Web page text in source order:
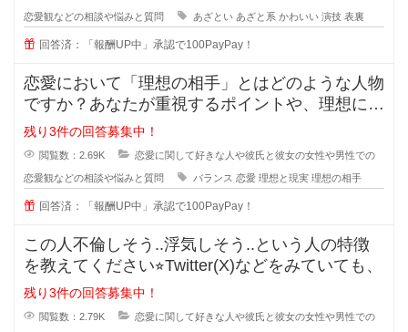
恋愛観などの相談や悩みと質問 あざとい あざと系 かわいい 演技 表裏
回答済：「報酬UP中」承認で100PayPay！
恋愛において「理想の相手」とはどのような人物
ですか？あなたが重視するポイントや、理想に近
づくためのアドバイスがあれば教え
残り3件の回答募集中！
閲覧数：2.69K 恋愛に関して好きな人や彼氏と彼女の女性や男性での
恋愛観などの相談や悩みと質問 バランス 恋愛 理想と現実 理想の相手
回答済：「報酬UP中」承認で100PayPay！
この人不倫しそう..浮気しそう..という人の特徴
を教えてください⭐︎Twitter(X)などをみていても、
残り3件の回答募集中！
閲覧数：2.79K 恋愛に関して好きな人や彼氏と彼女の女性や男性での